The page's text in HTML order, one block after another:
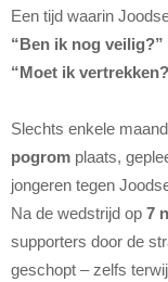
Een tijd waarin
“Ben ik nog veilig?”
“Moet ik
Slechts enkele
pogrom plaats,
jongeren tegen
Na de wedstrijd op 7
supporters door de
geschopt – zelfs